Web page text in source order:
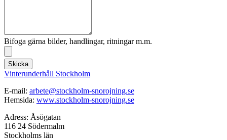
Bifoga gärna bilder, handlingar, ritningar m.m.
Skicka
Vinterunderhåll Stockholm
E-mail: arbete@stockholm-snorojning.se
Hemsida: www.stockholm-snorojning.se
Adress: Åsögatan
116 24 Södermalm
Stockholms län